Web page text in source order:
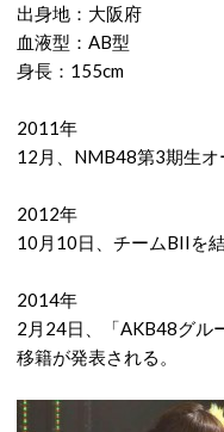
出身地：大阪府
血液型：AB型
身長：155cm
2011年
12月、NMB48第3期生オ
2012年
10月10日、チームBIIを結
2014年
2月24日、「AKB48グル
移籍が発表される。